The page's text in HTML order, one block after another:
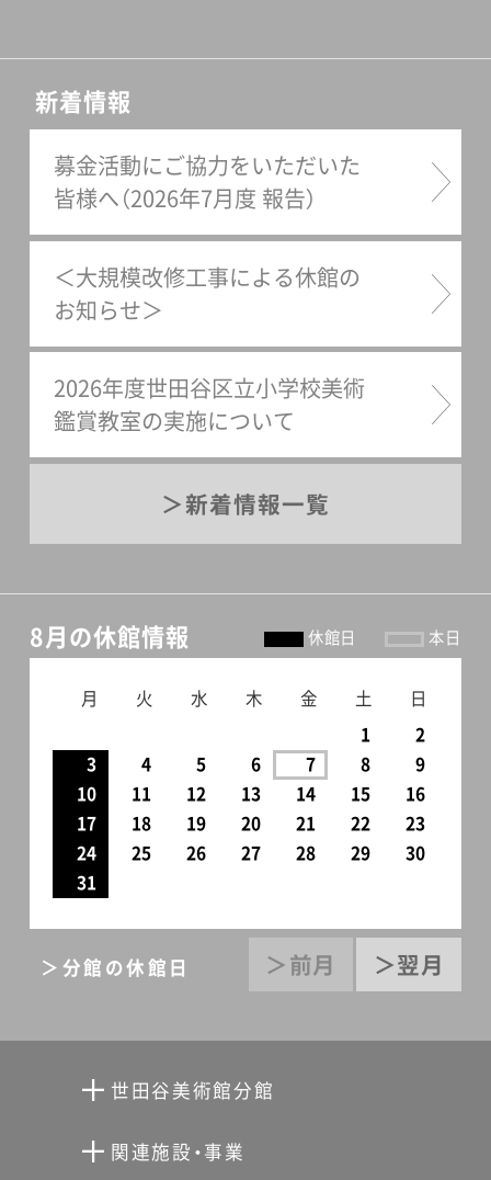
新着情報
募金活動にご協力をいただいた
皆様へ（2026年7月度 報告）
＜大規模改修工事による休館の
お知らせ＞
2026年度世田谷区立小学校美術
鑑賞教室の実施について
新着情報一覧
8月の休館情報 休館日 本日
月 火 水 木 金 土 日
1
2
3
4 5 6 7 8
9
10
11 12 13 14 15
16
17
18 19 20 21 22
23
24
25 26 27 28 29
30
31
＞前月 ＞翌月
＞分館の休館日
世田谷美術館分館
関連施設・事業